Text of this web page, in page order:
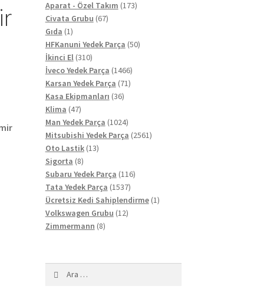
ürün
Aparat - Özel Takım 173173
Civata Grubu 6767
Gıda 11
ürün
HFKanuni Yedek Parça 5050
İkinci El 310310
ürün
İveco Yedek Parça 14661466
ürün
Karsan Yedek Parça 7171
Kasa Ekipmanları 3636
Klima 4747
ürün
Man Yedek Parça 10241024
ürün
Mitsubishi Yedek Parça 25612561
Oto Lastik 1313
Sigorta 88
ürün
Subaru Yedek Parça 116116
Tata Yedek Parça 15371537
ürün
Ücretsiz Kedi Sahiplendirme 11
Volkswagen Grubu 1212
Zimmermann 88